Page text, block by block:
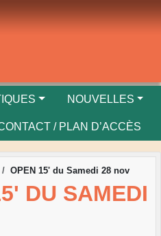
NOUVELLES
/ PLAN D’ACCÈS
OPEN 15' du Samedi 28 nov
DU SAMEDI